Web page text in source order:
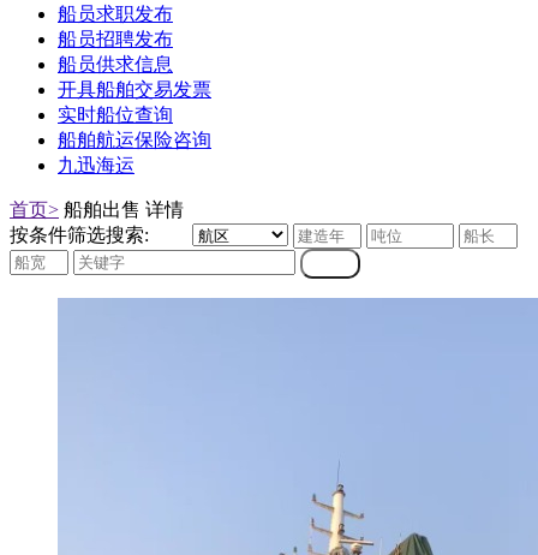
船员求职发布
船员招聘发布
船员供求信息
开具船舶交易发票
实时船位查询
船舶航运保险咨询
九迅海运
首页> 船舶出售 详情
按条件筛选搜索: